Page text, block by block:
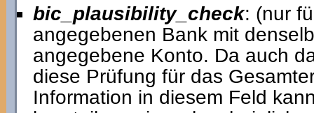
bic_plausibility_check: (nur
angegebenen Bank mit
angegebene Konto. Da auch
diese Prüfung für das
Information in diesem Feld